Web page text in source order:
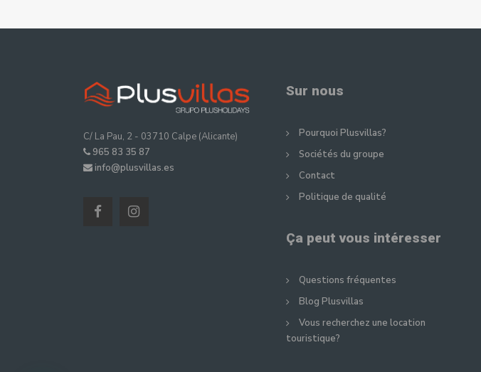
C/ La Pau, 2 - 03710 Calpe (Alicante)
965 83 35 87
info@plusvillas.es
Sur nous
Pourquoi Plusvillas?
Sociétés du groupe
Contact
Politique de qualité
Ça peut vous intéresser
Questions fréquentes
Blog Plusvillas
Vous recherchez une location
touristique?